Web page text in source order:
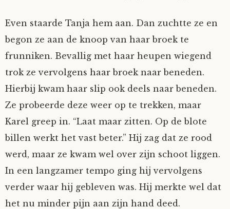
Even staarde Tanja hem aan. Dan zuchtte ze en
begon ze aan de knoop van haar broek te
frunniken. Bevallig met haar heupen wiegend
trok ze vervolgens haar broek naar beneden.
Hierbij kwam haar slip ook deels naar beneden.
Ze probeerde deze weer op te trekken, maar
Karel greep in. “Laat maar zitten. Op de blote
billen werkt het vast beter.” Hij zag dat ze rood
werd, maar ze kwam wel over zijn schoot liggen.
In een langzamer tempo ging hij vervolgens
verder waar hij gebleven was. Hij merkte wel dat
het nu minder pijn aan zijn hand deed.